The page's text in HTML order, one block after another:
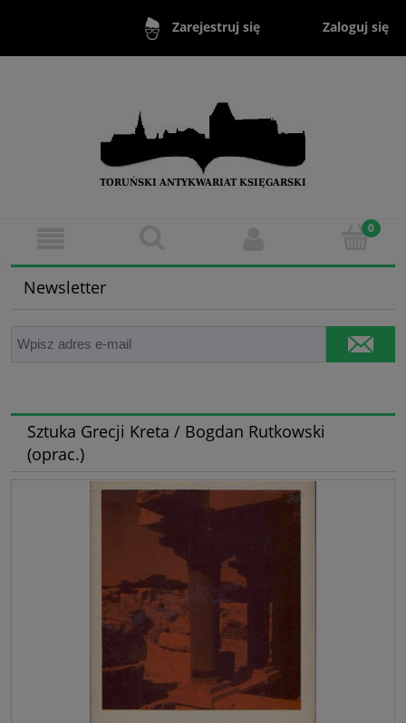
Zarejestruj się Zaloguj się
Newsletter
Sztuka Grecji Kreta / Bogdan Rutkowski
(oprac.)